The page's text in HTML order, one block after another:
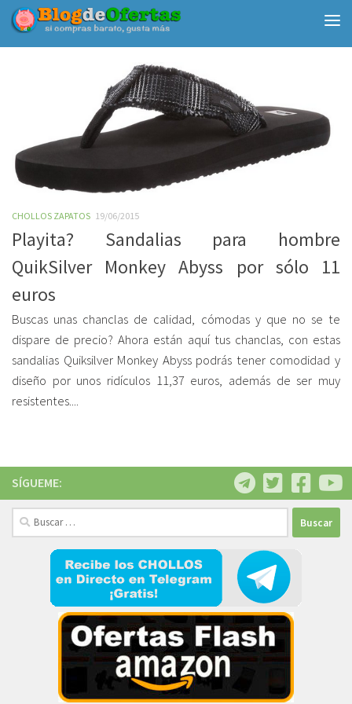
Debajo del contenido
CHOLLOS ZAPATOS 19/06/2015
Playita? Sandalias para hombre
QuikSilver Monkey Abyss por sólo 11
euros
Buscas unas chanclas de calidad, cómodas y que no se te
dispare de precio? Ahora están aquí tus chanclas, con estas
sandalias Quiksilver Monkey Abyss podrás tener comodidad y
diseño por unos ridículos 11,37 euros, además de ser muy
resistentes....
SÍGUEME:
Buscar: